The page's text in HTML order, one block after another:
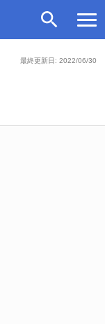
最終更新日: 2022/06/30